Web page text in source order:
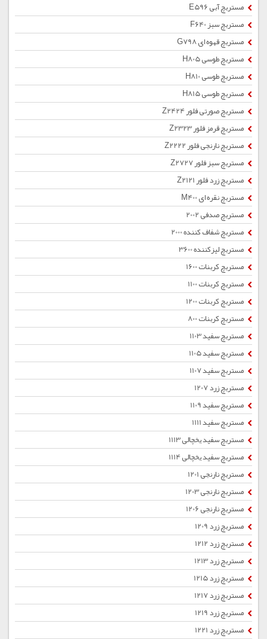
مستربچ آبی E596
مستربچ سبز F640
مستربچ قهوه ای G798
مستربچ طوسی H805
مستربچ طوسی H810
مستربچ طوسی H815
مستربچ صورتی فلور Z2424
مستربچ قرمز فلور Z2323
مستربچ نارنجی فلور Z2222
مستربچ سبز فلور Z2727
مستربچ زرد فلور Z2121
مستربچ نقره ای M400
مستربچ صدفی 2002
مستربچ شفاف کننده 2000
مستربچ لیزکننده 3600
مستربچ کربنات 1600
مستربچ کربنات 1100
مستربچ کربنات 1200
مستربچ کربنات 800
مستربچ سفید 1103
مستربچ سفید 1105
مستربچ سفید 1107
مستربچ زرد 1207
مستربچ سفید 1109
مستربچ سفید 1111
مستربچ سفید یخچالی 1113
مستربچ سفید یخچالی 1114
مستربچ نارنجی 1201
مستربچ نارنجی 1203
مستربچ نارنجی 1206
مستربچ زرد 1209
مستربچ زرد 1212
مستربچ زرد 1213
مستربچ زرد 1215
مستربچ زرد 1217
مستربچ زرد 1219
مستربچ زرد 1221